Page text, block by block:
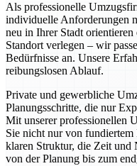
Als professionelle
individuelle Anforderungen
neu in Ihrer Stadt orientieren
Standort verlegen – wir
Bedürfnisse an. Unsere
reibungslosen Ablauf.
Private und gewerbliche
Planungsschritte, die nur
Mit unserer professionellen
Sie nicht nur von
klaren Struktur, die Zeit und
von der Planung bis zum